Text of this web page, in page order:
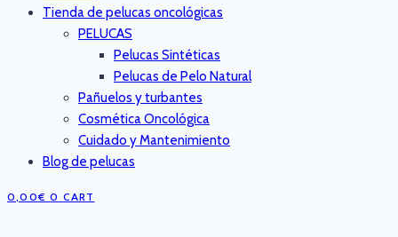
Tienda de pelucas oncológicas
PELUCAS
Pelucas Sintéticas
Pelucas de Pelo Natural
Pañuelos y turbantes
Cosmética Oncológica
Cuidado y Mantenimiento
Blog de pelucas
0,00€ 0 CART